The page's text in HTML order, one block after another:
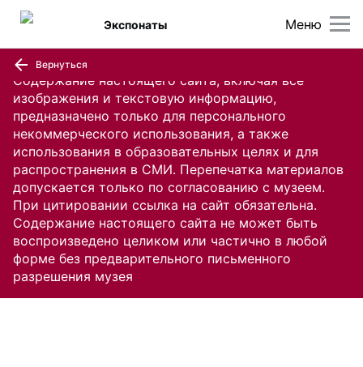
Содержание настоящего сайта, включая все
изображения и текстовую информацию,
предназначено только для персонального
некоммерческого использования, а также
использования в образовательных целях и для
распространения в СМИ. Перепечатка материалов
допускается только по согласованию с музеем.
При цитировании ссылка на сайт обязательна.
Содержание настоящего сайта не может быть
воспроизведено целиком или частично в любой
форме без предварительного письменного
разрешения музея
Меню
Экспонаты
Вернуться